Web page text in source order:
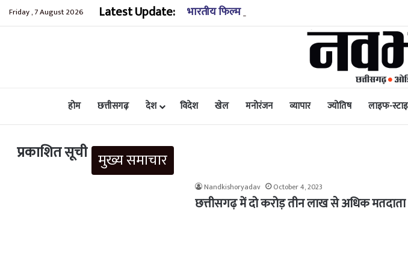
Friday , 7 August 2026 Latest Update: भारतीय फिल्म महोत्सव मेलबर्न में दिखाई जाएगी हुमा कुरैशी
होम छत्तीसगढ़ देश विदेश खेल मनोरंजन व्यापार ज्योतिष लाइफ-
प्रकाशित सूची मुख्य समाचार
Nandkishoryadav October 4, 2023
छत्तीसगढ़ में दो करोड़ तीन लाख से अधिक मतदाता